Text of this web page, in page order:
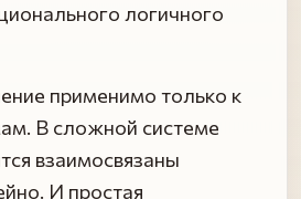
логичного
применимо только к
В сложной системе
взаимосвязаны
И простая